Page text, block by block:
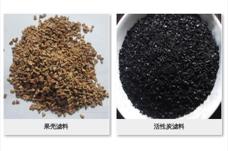
果壳滤料 活性炭滤料